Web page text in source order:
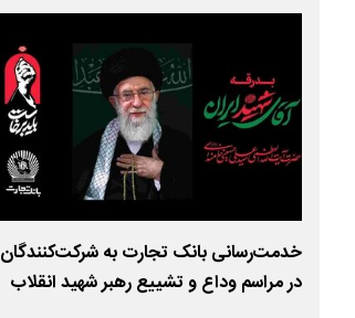
خدمت‌رسانی بانک تجارت به شرکت‌کنندگان
در مراسم وداع و تشییع رهبر شهید انقلاب